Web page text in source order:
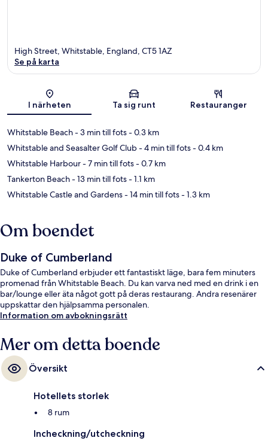
Karta
High Street, Whitstable, England, CT5 1AZ
Se på karta
I närheten Ta sig runt Restauranger
Whitstable Beach- 3 min till fots- 0.3 km
Whitstable and Seasalter Golf Club- 4 min till fots- 0.4 km
Whitstable Harbour- 7 min till fots- 0.7 km
Tankerton Beach- 13 min till fots- 1.1 km
Whitstable Castle and Gardens- 14 min till fots- 1.3 km
Om boendet
Duke of Cumberland
Duke of Cumberland erbjuder ett fantastiskt läge, bara fem minuters
promenad från Whitstable Beach. Du kan varva ned med en drink i en
bar/lounge eller äta något gott på deras restaurang. Andra resenärer
uppskattar den hjälpsamma personalen.
Information om avbokningsrätt
Mer om detta boende
Översikt
Hotellets storlek
8 rum
Incheckning/utcheckning